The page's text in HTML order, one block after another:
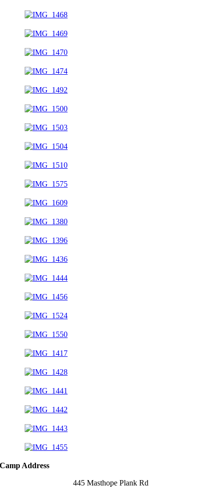
Camp Address
445 Masthope Plank Rd